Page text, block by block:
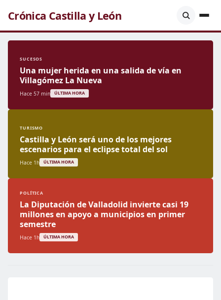
Crónica Castilla y León
SUCESOS
Una mujer herida en una salida de vía en
Villagómez La Nueva
Hace 57 min ÚLTIMA HORA
TURISMO
Castilla y León será uno de los mejores
escenarios para el eclipse total del sol
Hace 1h ÚLTIMA HORA
POLÍTICA
La Diputación de Valladolid invierte casi 19
millones en apoyo a municipios en primer
semestre
Hace 1h ÚLTIMA HORA